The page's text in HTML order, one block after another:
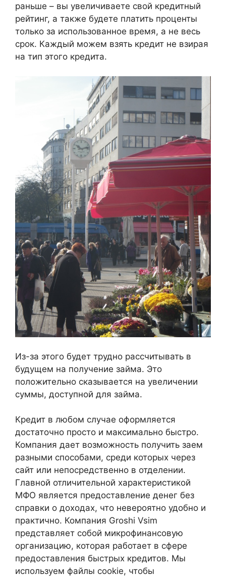
раньше – вы увеличиваете свой кредитный
рейтинг, а также будете платить проценты
только за использованное время, а не весь
срок. Каждый можем взять кредит не взирая
на тип этого кредита.
Из-за этого будет трудно рассчитывать в
будущем на получение займа. Это
положительно сказывается на увеличении
суммы, доступной для займа.
Кредит в любом случае оформляется
достаточно просто и максимально быстро.
Компания дает возможность получить заем
разными способами, среди которых через
сайт или непосредственно в отделении.
Главной отличительной характеристикой
МФО является предоставление денег без
справки о доходах, что невероятно удобно и
практично. Компания Groshi Vsim
представляет собой микрофинансовую
организацию, которая работает в сфере
предоставления быстрых кредитов. Мы
используем файлы cookie, чтобы